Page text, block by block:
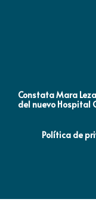
Constata Mara
del nuevo Hospital
Política de